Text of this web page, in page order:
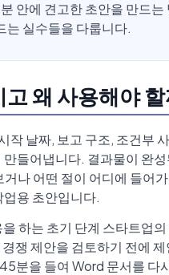
안에 견고한 초안을 만드는
는 실수들을 다룹니다.
왜 사용해야
작 날짜, 보고 구조, 조건부
들어냅니다. 결과물이 완
나 어떤 절이 어디에 들어
업용 초안입니다.
하는 초기 단계 스타트업
쟁 제안을 검토하기 전에
분을 들여 Word 문서를 다